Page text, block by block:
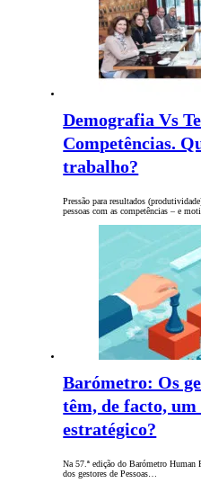
Demografia Vs
Competências.
trabalho?
Pressão para resultados
pessoas com as competências – e
Barómetro: Os
têm, de facto,
estratégico?
Na 57.ª edição do Barómetro
dos gestores de Pessoas…